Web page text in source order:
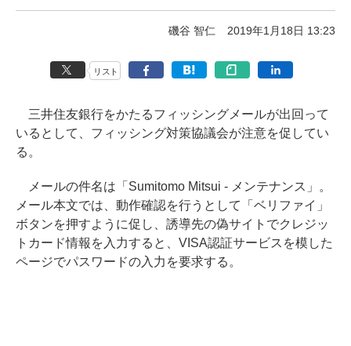
磯谷 智仁 2019年1月18日 13:23
リスト
三井住友銀行をかたるフィッシングメールが出回って
いるとして、フィッシング対策協議会が注意を促してい
る。
メールの件名は「Sumitomo Mitsui - メンテナンス」。
メール本文では、動作確認を行うとして「ベリファイ」
ボタンを押すように促し、誘導先の偽サイトでクレジッ
トカード情報を入力すると、VISA認証サービスを模した
ページでパスワードの入力を要求する。